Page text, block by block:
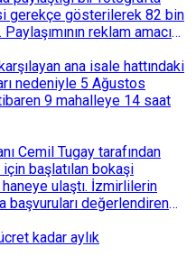
gerekçe gösterilerek 82 bin
reklam amacı
iptali için yargıya
ana isale hattındaki
nedeniyle 5 Ağustos
9 mahalleye 14 saat
Cemil Tugay tarafından
başlatılan bokaşi
ulaştı. İzmirlilerin
değerlendiren
farklı ilçelerde toplam
İzmirlileri
dahil etti.
kadar aylık